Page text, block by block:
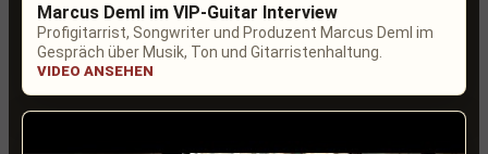
Marcus Deml im VIP-Guitar Interview
Profigitarrist, Songwriter und Produzent Marcus Deml im
Gespräch über Musik, Ton und Gitarristenhaltung.
VIDEO ANSEHEN